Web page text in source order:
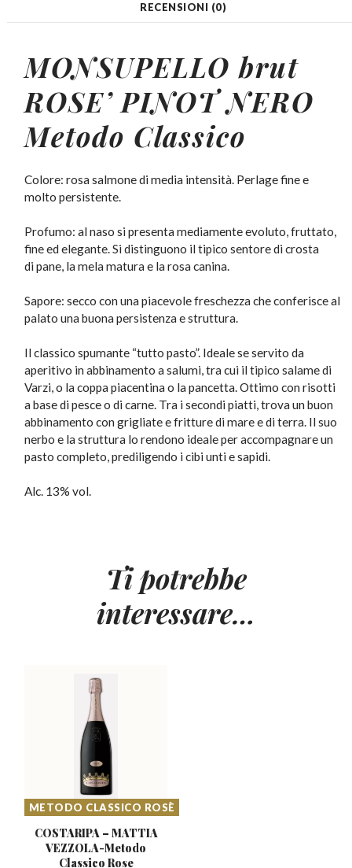
RECENSIONI (0)
MONSUPELLO brut
ROSE’ PINOT NERO
Metodo Classico
Colore: rosa salmone di media intensità. Perlage fine e
molto persistente.
Profumo: al naso si presenta mediamente evoluto, fruttato,
fine ed elegante. Si distinguono il tipico sentore di crosta
di pane, la mela matura e la rosa canina.
Sapore: secco con una piacevole freschezza che conferisce al
palato una buona persistenza e struttura.
Il classico spumante “tutto pasto”. Ideale se servito da
aperitivo in abbinamento a salumi, tra cui il tipico salame di
Varzi, o la coppa piacentina o la pancetta. Ottimo con risotti
a base di pesce o di carne. Tra i secondi piatti, trova un buon
abbinamento con grigliate e fritture di mare e di terra. Il suo
nerbo e la struttura lo rendono ideale per accompagnare un
pasto completo, prediligendo i cibi unti e sapidi.
Alc. 13% vol.
Ti potrebbe
interessare…
METODO CLASSICO ROSÈ
COSTARIPA – MATTIA
VEZZOLA-Metodo
Classico Rose